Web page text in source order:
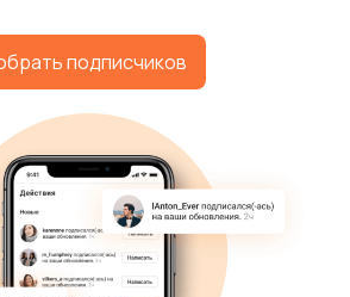
подписчиков